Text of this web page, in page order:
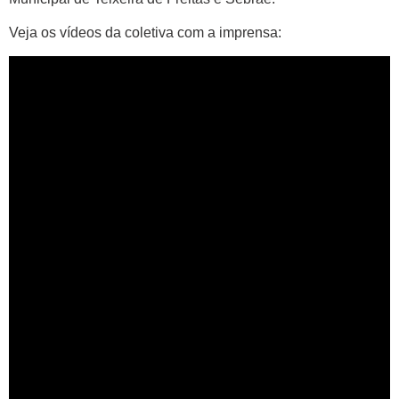
Veja os vídeos da coletiva com a imprensa: